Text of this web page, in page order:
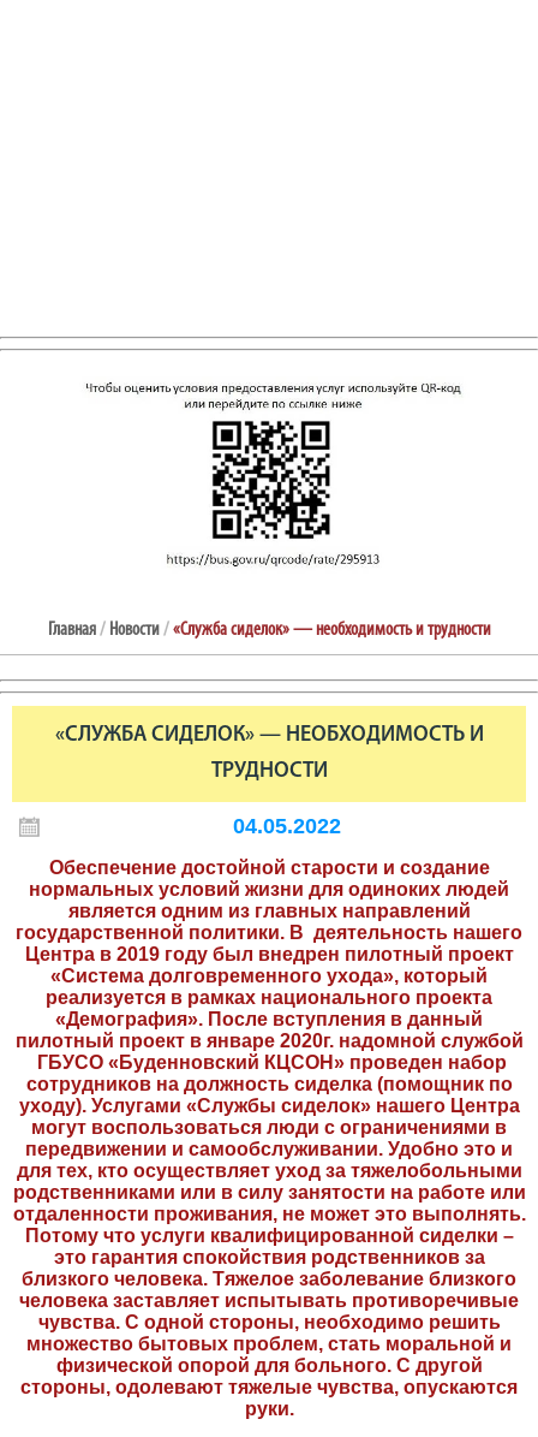
Главная / Новости / «Служба сиделок» — необходимость и трудности
«СЛУЖБА СИДЕЛОК» — НЕОБХОДИМОСТЬ И
ТРУДНОСТИ
04.05.2022
Обеспечение достойной старости и создание
нормальных условий жизни для одиноких людей
является одним из главных направлений
государственной политики. В деятельность нашего
Центра в 2019 году был внедрен пилотный проект
«Система долговременного ухода», который
реализуется в рамках национального проекта
«Демография». После вступления в данный
пилотный проект в январе 2020г. надомной службой
ГБУСО «Буденновский КЦСОН» проведен набор
сотрудников на должность сиделка (помощник по
уходу). Услугами «Службы сиделок» нашего Центра
могут воспользоваться люди с ограничениями в
передвижении и самообслуживании. Удобно это и
для тех, кто осуществляет уход за тяжелобольными
родственниками или в силу занятости на работе или
отдаленности проживания, не может это выполнять.
Потому что услуги квалифицированной сиделки –
это гарантия спокойствия родственников за
близкого человека. Тяжелое заболевание близкого
человека заставляет испытывать противоречивые
чувства. С одной стороны, необходимо решить
множество бытовых проблем, стать моральной и
физической опорой для больного. С другой
стороны, одолевают тяжелые чувства, опускаются
руки.